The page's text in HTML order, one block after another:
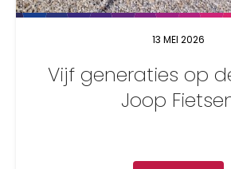
13 MEI 2026
Vijf generaties op
Joop